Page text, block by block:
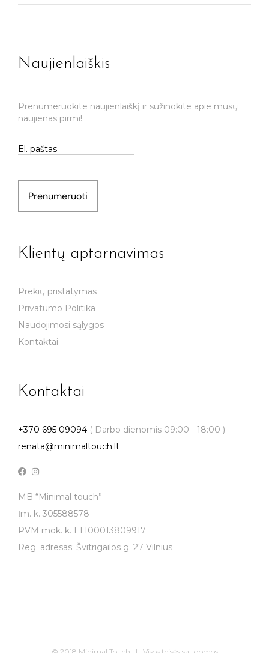
Naujienlaiškis
Prenumeruokite naujienlaiškį ir sužinokite apie mūsų
naujienas pirmi!
Prenumeruoti
Klientų aptarnavimas
Prekių pristatymas
Privatumo Politika
Naudojimosi sąlygos
Kontaktai
Kontaktai
+370 695 09094 ( Darbo dienomis 09:00 - 18:00 )
renata@minimaltouch.lt
MB “Minimal touch”
Įm. k. 305588578
PVM mok. k. LT100013809917
Reg. adresas: Švitrigailos g. 27 Vilnius